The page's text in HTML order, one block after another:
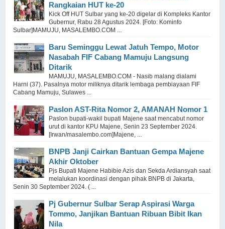
Rangkaian HUT ke-20
Kick Off HUT Sulbar yang ke-20 digelar di Kompleks Kantor
Gubernur, Rabu 28 Agustus 2024. [Foto: Kominfo
Sulbar]MAMUJU, MASALEMBO.COM ...
Baru Seminggu Lewat Jatuh Tempo, Motor
Nasabah FIF Cabang Mamuju Langsung
Ditarik
MAMUJU, MASALEMBO.COM - Nasib malang dialami
Harni (37). Pasalnya motor miliknya ditarik lembaga pembiayaan FIF
Cabang Mamuju, Sulawes ...
Paslon AST-Rita Nomor 2, AMANAH Nomor 1
Paslon bupati-wakil bupati Majene saat mencabut nomor
urut di kantor KPU Majene, Senin 23 September 2024.
[Irwan/masalembo.com]Majene, ...
BNPB Janji Cairkan Bantuan Gempa Majene
Akhir Oktober
Pjs Bupati Majene Habibie Azis dan Sekda Ardiansyah saat
melalukan koordinasi dengan pihak BNPB di Jakarta,
Senin 30 September 2024. ( ...
Pj Gubernur Sulbar Serap Aspirasi Warga
Tommo, Janjikan Bantuan Ribuan Bibit Ikan
Nila